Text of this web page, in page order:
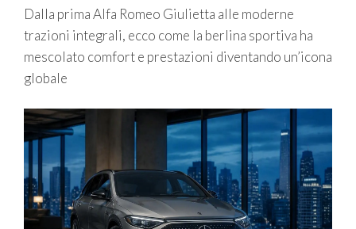
Dalla prima Alfa Romeo Giulietta alle moderne
trazioni integrali, ecco come la berlina sportiva ha
mescolato comfort e prestazioni diventando un’icona
globale